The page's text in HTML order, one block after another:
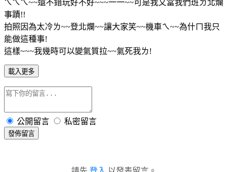
ㄟㄟㄟ~~還不錯玩好不好~~~一一~~可是我又當我們班ㄉ北爛
事蹟!!
拍照因為太冷ㄌ~~登北爛~~讓大家笑~~機車ㄟ~~為什ㄇ我只
能做這種事!
這樣~~~我幾時可以變氣質拉~~氣死我ㄌ!
載入更多
公開留言 私密留言
發佈留言